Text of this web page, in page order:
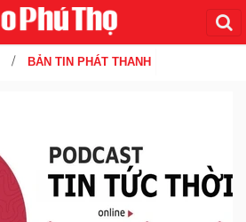
BẢN TIN PHÁT THANH